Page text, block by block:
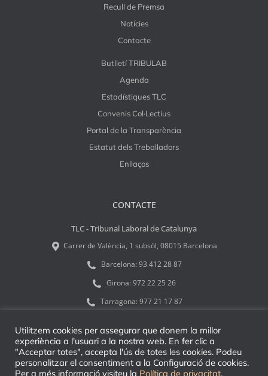
Recull de Premsa
Notícies
Contacte
Butlletí TRIBULAB
Agenda
Estadístiques TLC
Convenis Col·Lectius
Portal de la Transparència
Estatut dels Treballadors
Enllaços
CONTACTE
TLC - Tribunal Laboral de Catalunya
Carrer de València, 1 subsòl, 08015 Barcelona
Barcelona: 93 412 28 87
Girona: 972 22 25 26
Tarragona: 977 21 17 87
Utilitzem cookies per assegurar que donem la millor
experiència a l'usuari a la nostra web. En fer clic a
"Acceptar totes", accepta l'ús de totes les cookies. Podeu
personalitzar el consentiment a la Configuració de cookies.
Per a més informació visiteu la Política de privacitat.